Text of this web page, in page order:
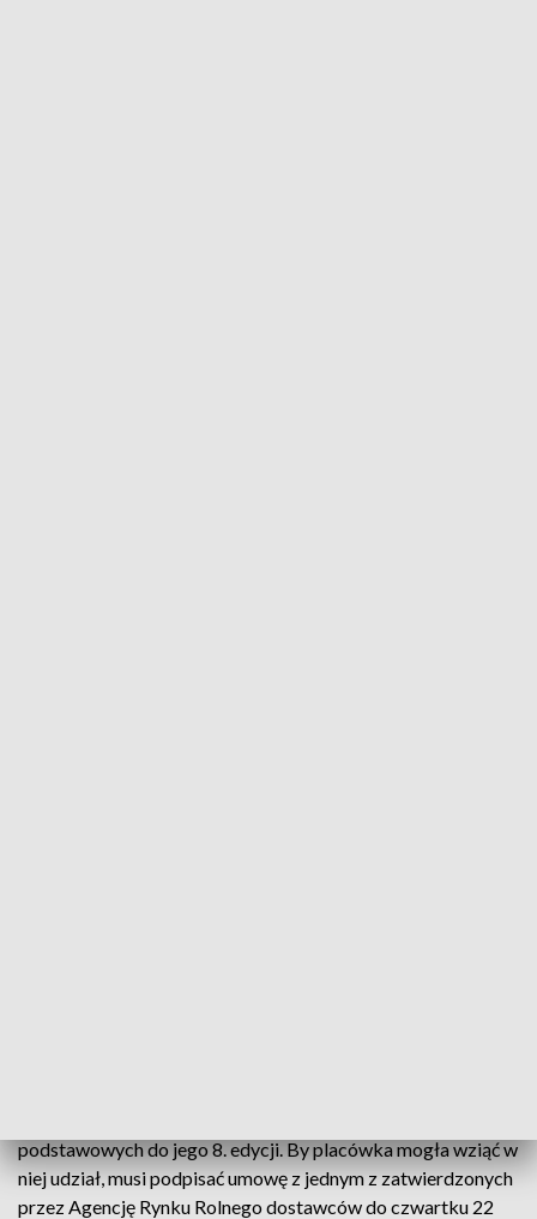
podstawowych do jego 8. edycji. By placówka mogła wziąć w
niej udział, musi podpisać umowę z jednym z zatwierdzonych
przez Agencję Rynku Rolnego dostawców do czwartku 22